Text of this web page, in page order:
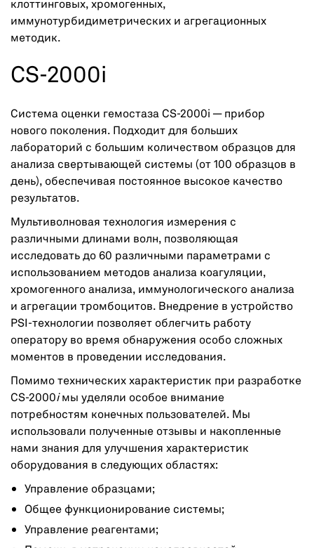
клоттинговых, хромогенных,
иммунотурбидиметрических и агрегационных
методик.
CS-2000i
Система оценки гемостаза CS-2000i — прибор
нового поколения. Подходит для больших
лабораторий с большим количеством образцов для
анализа свертывающей системы (от 100 образцов в
день), обеспечивая постоянное высокое качество
результатов.
Мультиволновая технология измерения с
различными длинами волн, позволяющая
исследовать до 60 различными параметрами с
использованием методов анализа коагуляции,
хромогенного анализа, иммунологического анализа
и агрегации тромбоцитов. Внедрение в устройство
PSI-технологии позволяет облегчить работу
оператору во время обнаружения особо сложных
моментов в проведении исследования.
Помимо технических характеристик при разработке
CS-2000i мы уделяли особое внимание
потребностям конечных пользователей. Мы
использовали полученные отзывы и накопленные
нами знания для улучшения характеристик
оборудования в следующих областях:
Управление образцами;
Общее функционирование системы;
Управление реагентами;